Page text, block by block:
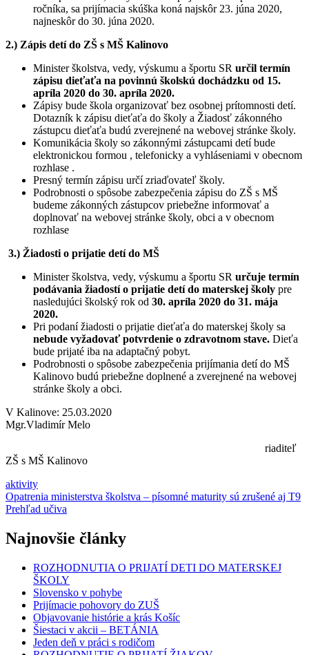
ročníka, sa prijímacia skúška koná najskôr 23. júna 2020,
najneskôr do 30. júna 2020.
2.) Zápis detí do ZŠ s MŠ Kalinovo
Minister školstva, vedy, výskumu a športu SR určil termín
zápisu dieťaťa na povinnú školskú dochádzku od 15.
apríla 2020 do 30. apríla 2020.
Zápisy bude škola organizovať bez osobnej prítomnosti detí.
Dotazník k zápisu dieťaťa do školy a Žiadosť zákonného
zástupcu dieťaťa budú zverejnené na webovej stránke školy.
Komunikácia školy so zákonnými zástupcami detí bude
elektronickou formou , telefonicky a vyhláseniami v obecnom
rozhlase .
Presný termín zápisu určí zriaďovateľ školy.
Podrobnosti o spôsobe zabezpečenia zápisu do ZŠ s MŠ
budeme zákonných zástupcov priebežne informovať a
doplnovať na webovej stránke školy, obci a v obecnom
rozhlase
3.) Žiadosti o prijatie detí do MŠ
Minister školstva, vedy, výskumu a športu SR určuje termín
podávania žiadostí o prijatie detí do materskej školy pre
nasledujúci školský rok od 30. apríla 2020 do 31. mája
2020.
Pri podaní žiadosti o prijatie dieťaťa do materskej školy sa
nebude vyžadovať potvrdenie o zdravotnom stave. Dieťa
bude prijaté iba na adaptačný pobyt.
Podrobnosti o spôsobe zabezpečenia prijímania detí do MŠ
Kalinovo budú priebežne doplnené a zverejnené na webovej
stránke školy a obci.
V Kalinove: 25.03.2020
Mgr.Vladimír Melo
riaditeľ
ZŠ s MŠ Kalinovo
aktivity
Navigácia
v
článku
Opatrenia ministerstva školstva – písomné maturity sú zrušené aj T9
Prehľad učiva
Najnovšie články
ROZHODNUTIA O PRIJATÍ DETI DO MATERSKEJ
ŠKOLY
Slovensko v pohybe
Prijímacie pohovory do ZUŠ
Objavovanie histórie a krás Košíc
Šiestaci v akcii – BETÁNIA
Jeden deň v práci s rodičom